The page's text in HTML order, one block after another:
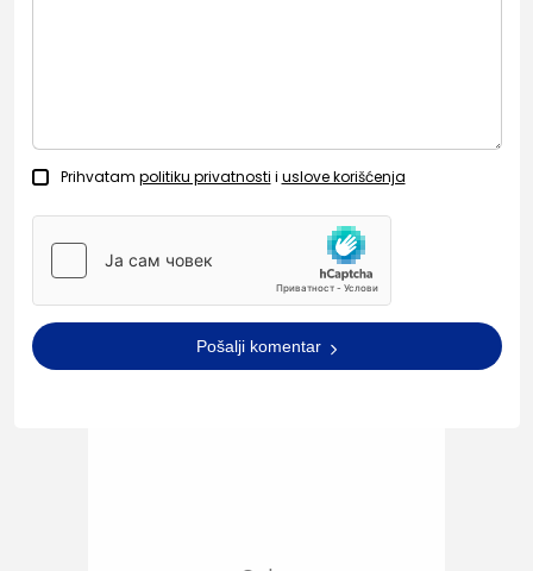
Prihvatam politiku privatnosti i uslove korišćenja
Pošalji komentar